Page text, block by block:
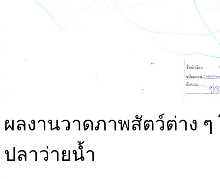
ผลงานวาดภาพสัตว์ต่าง ๆ
ปลาว่ายน้ำ